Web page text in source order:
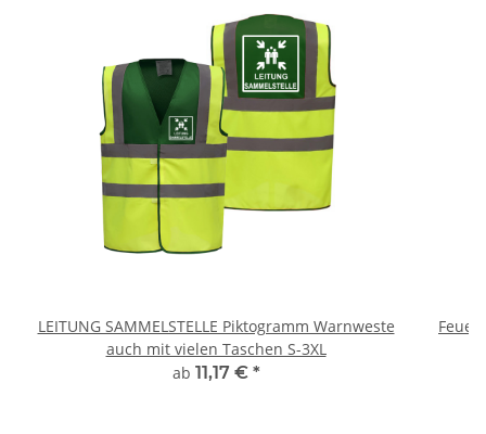
LEITUNG SAMMELSTELLE Piktogramm Warnweste
auch mit vielen Taschen S-3XL
ab 11,17 € *